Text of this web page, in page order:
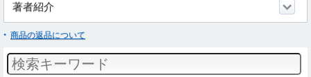
著者紹介
商品の返品について